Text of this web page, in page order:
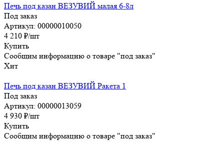
Печь под казан ВЕЗУВИЙ малая 6-8л
Под заказ
Артикул: 00000010050
4 210 ₽/шт
Купить
Сообщим информацию о товаре "под заказ"
Хит
Печь под казан ВЕЗУВИЙ Ракета 1
Под заказ
Артикул: 00000013059
4 930 ₽/шт
Купить
Сообщим информацию о товаре "под заказ"